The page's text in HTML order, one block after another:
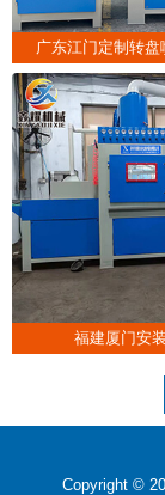
广东江门定制转盘
福建厦门安
Copyright ©